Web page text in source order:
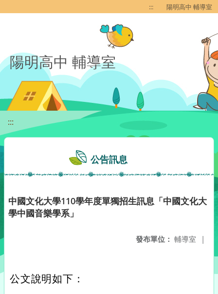
::: 陽明高中 輔導室
陽明高中 輔導室
:::
公告訊息
中國文化大學110學年度單獨招生訊息「中國文化大
學中國音樂學系」
發布單位： 輔導室 |
公文說明如下：